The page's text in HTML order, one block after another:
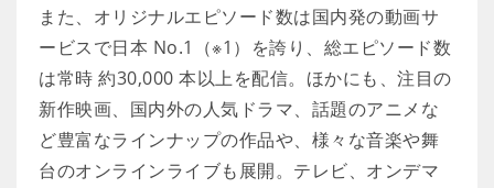
また、オリジナルエピソード数は国内発の動画サ
ービスで日本 No.1（※1）を誇り、総エピソード数
は常時 約30,000 本以上を配信。ほかにも、注目の
新作映画、国内外の人気ドラマ、話題のアニメな
ど豊富なラインナップの作品や、様々な音楽や舞
台のオンラインライブも展開。テレビ、オンデマ